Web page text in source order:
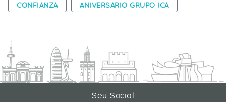
CONFIANZA
ANIVERSARIO GRUPO ICA
Seu Social